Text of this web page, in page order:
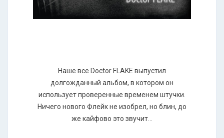
Наше все Doctor FLAKE выпустил
долгожданный альбом, в котором он
использует проверенные временем штучки.
Ничего нового Флейк не изобрел, но блин, до
же кайфово это звучит...